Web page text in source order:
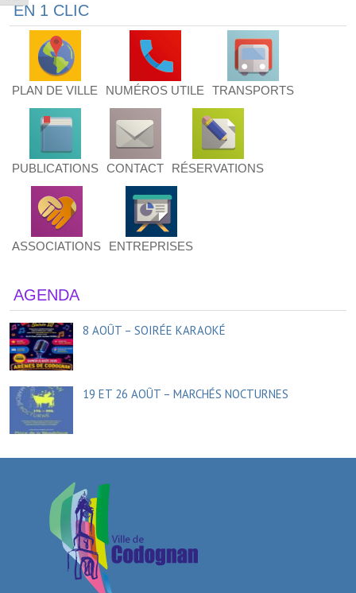
EN 1 CLIC
PLAN DE VILLE NUMÉROS UTILE TRANSPORTS
PUBLICATIONS CONTACT RÉSERVATIONS
ASSOCIATIONS ENTREPRISES
AGENDA
8 AOÛT – SOIRÉE KARAOKÉ
19 ET 26 AOÛT – MARCHÉS NOCTURNES